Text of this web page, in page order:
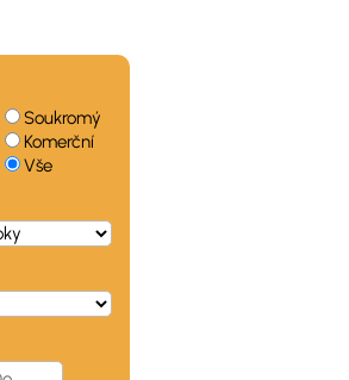
Soukromý
Komerční
Vše